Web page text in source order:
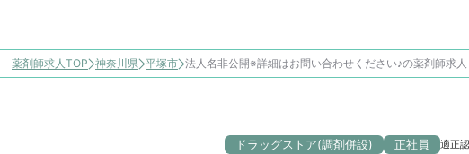
薬剤師求人TOP 神奈川県 平塚市 法人名非公開※詳細はお問い合わせください♪の薬剤師求人
ドラッグストア(調剤併設) 正社員 適正